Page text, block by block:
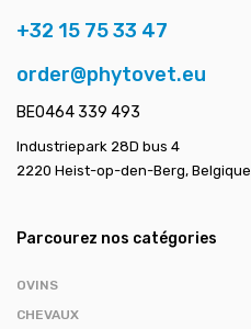
+32 15 75 33 47
order@phytovet.eu
BE0464 339 493
Industriepark 28D bus 4
2220 Heist-op-den-Berg, Belgique
Parcourez nos catégories
OVINS
CHEVAUX